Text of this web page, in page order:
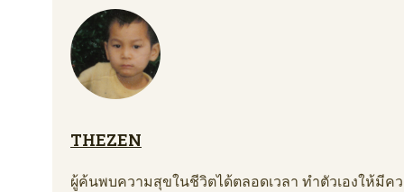
THEZEN
ผู้ค้นพบความสุขในชีวิตได้ตลอดเวลา ทำตัวเองให้มีค